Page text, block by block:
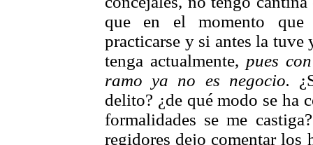
que en el momento que
practicarse y si antes la
tenga actualmente, pues
ramo ya no es negocio.
delito? ¿de qué modo se ha
formalidades se me
regidores dejo comentar los